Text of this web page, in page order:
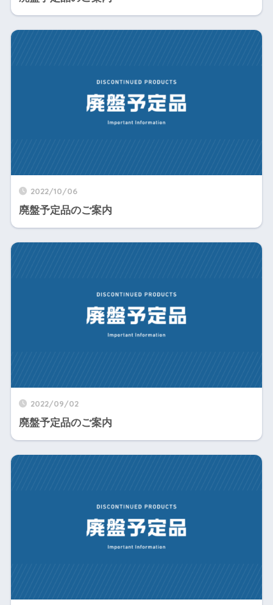
2022/10/06
廃盤予定品のご案内
2022/09/02
廃盤予定品のご案内